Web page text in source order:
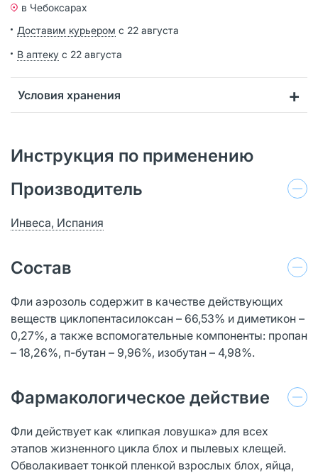
в Чебоксарах
Доставим курьером с 22 августа
В аптеку с 22 августа
Условия хранения
Инструкция по применению
Производитель
Инвеса, Испания
Состав
Фли аэрозоль содержит в качестве действующих
веществ циклопентасилоксан – 66,53% и диметикон –
0,27%, а также вспомогательные компоненты: пропан
– 18,26%, п-бутан – 9,96%, изобутан – 4,98%.
Фармакологическое действие
Фли действует как «липкая ловушка» для всех
этапов жизненного цикла блох и пылевых клещей.
Обволакивает тонкой пленкой взрослых блох, яйца,